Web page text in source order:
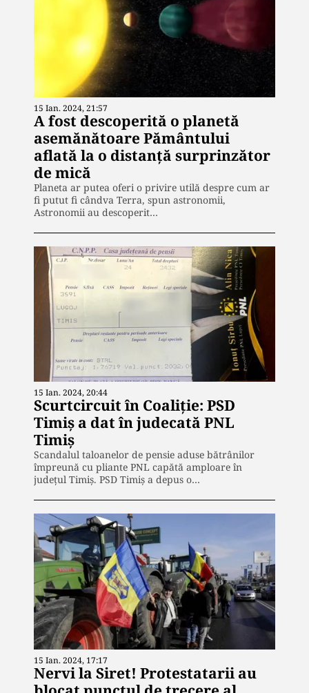
15 Ian. 2024, 21:57
A fost descoperită o planetă
asemănătoare Pământului
aflată la o distanță surprinzător
de mică
Planeta ar putea oferi o privire utilă despre cum ar
fi putut fi cândva Terra, spun astronomii,
Astronomii au descoperit…
15 Ian. 2024, 20:44
Scurtcircuit în Coaliție: PSD
Timiș a dat în judecată PNL
Timiș
Scandalul taloanelor de pensie aduse bătrânilor
împreună cu pliante PNL capătă amploare în
județul Timiş. PSD Timiş a depus o…
15 Ian. 2024, 17:17
Nervi la Siret! Protestatarii au